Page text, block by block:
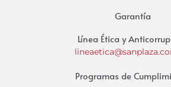
Garantía
Línea Ética y
Programas de